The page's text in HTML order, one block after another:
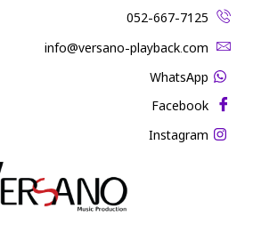
052-667-7125
‫info@versano-playback.com‬
WhatsApp
Facebook
Instagram